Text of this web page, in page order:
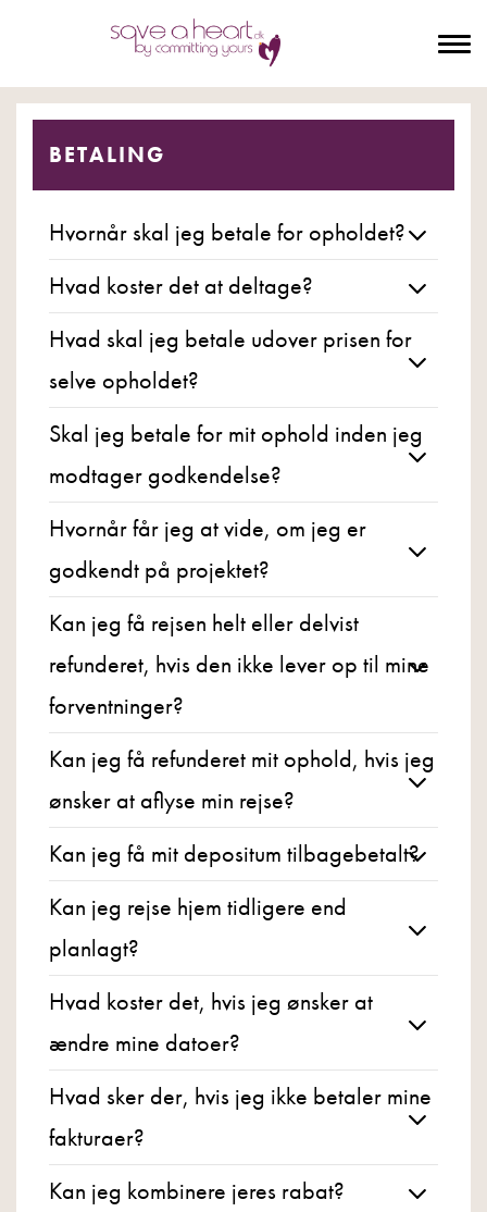
BETALING
Hvornår skal jeg betale for opholdet?
Hvad koster det at deltage?
Hvad skal jeg betale udover prisen for
selve opholdet?
Skal jeg betale for mit ophold inden jeg
modtager godkendelse?
Hvornår får jeg at vide, om jeg er
godkendt på projektet?
Kan jeg få rejsen helt eller delvist
refunderet, hvis den ikke lever op til mine
forventninger?
Kan jeg få refunderet mit ophold, hvis jeg
ønsker at aflyse min rejse?
Kan jeg få mit depositum tilbagebetalt?
Kan jeg rejse hjem tidligere end
planlagt?
Hvad koster det, hvis jeg ønsker at
ændre mine datoer?
Hvad sker der, hvis jeg ikke betaler mine
fakturaer?
Kan jeg kombinere jeres rabat?